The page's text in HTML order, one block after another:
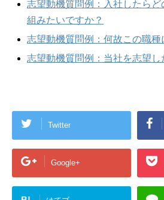
志望動機質問例：入社したらど
組みたいですか？
志望動機質問例：何故この職
志望動機質問例：当社を志望し
Twitter
Google+